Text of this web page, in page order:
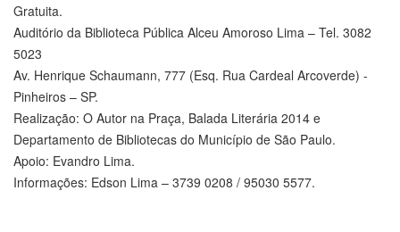
Gratuita.
Auditório da Biblioteca Pública Alceu Amoroso Lima – Tel. 3082
5023
Av. Henrique Schaumann, 777 (Esq. Rua Cardeal Arcoverde) -
Pinheiros – SP.
Realização: O Autor na Praça, Balada Literária 2014 e
Departamento de Bibliotecas do Município de São Paulo.
Apoio: Evandro Lima.
Informações: Edson Lima – 3739 0208 / 95030 5577.